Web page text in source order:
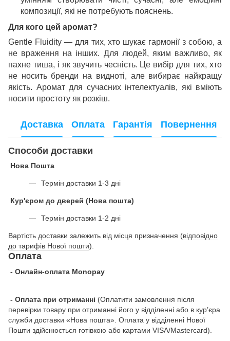
композиції, які не потребують пояснень.
Для кого цей аромат?
Gentle Fluidity — для тих, хто шукає гармонії з собою, а
не враження на інших. Для людей, яким важливо, як
пахне тиша, і як звучить чесність. Це вибір для тих, хто
не носить бренди на видноті, але вибирає найкращу
якість. Аромат для сучасних інтелектуалів, які вміють
носити простоту як розкіш.
Доставка Оплата Гарантія Повернення
Способи доставки
Нова Пошта
Термін доставки 1-3 дні
Кур'єром до дверей (Нова пошта)
Термін доставки 1-2 дні
Вартість доставки залежить від місця призначення (відповідно
до тарифів Нової пошти).
Оплата
- Онлайн-оплата Monopay
- Оплата при отриманні (Оплатити замовлення після
перевірки товару при отриманні його у відділенні або в кур’єра
служби доставки «Нова пошта». Оплата у відділенні Нової
Пошти здійснюється готівкою або картами VISA/Mastercard).